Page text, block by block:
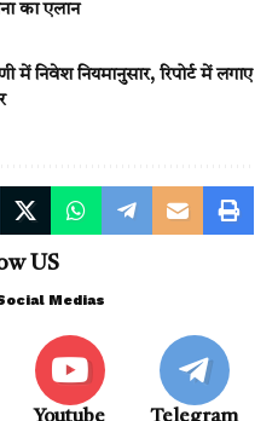
का एलान
में निवेश नियमानुसार, रिपोर्ट में लगाए
US
Medias